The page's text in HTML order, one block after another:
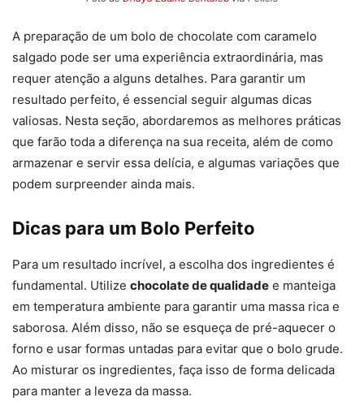
A preparação de um bolo de chocolate com caramelo
salgado pode ser uma experiência extraordinária, mas
requer atenção a alguns detalhes. Para garantir um
resultado perfeito, é essencial seguir algumas dicas
valiosas. Nesta seção, abordaremos as melhores práticas
que farão toda a diferença na sua receita, além de como
armazenar e servir essa delícia, e algumas variações que
podem surpreender ainda mais.
Dicas para um Bolo Perfeito
Para um resultado incrível, a escolha dos ingredientes é
fundamental. Utilize chocolate de qualidade e manteiga
em temperatura ambiente para garantir uma massa rica e
saborosa. Além disso, não se esqueça de pré-aquecer o
forno e usar formas untadas para evitar que o bolo grude.
Ao misturar os ingredientes, faça isso de forma delicada
para manter a leveza da massa.